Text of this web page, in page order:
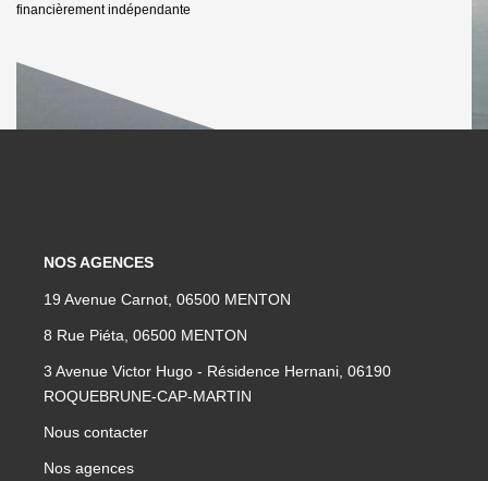
financièrement indépendante
NOS AGENCES
19 Avenue Carnot, 06500 MENTON
8 Rue Piéta, 06500 MENTON
3 Avenue Victor Hugo - Résidence Hernani, 06190
ROQUEBRUNE-CAP-MARTIN
Nous contacter
Nos agences